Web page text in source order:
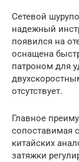
Сетевой
надежный
появился на
оснащена
патроном для
отсутствует.
Главное
сопоставимая
китайских
затяжки